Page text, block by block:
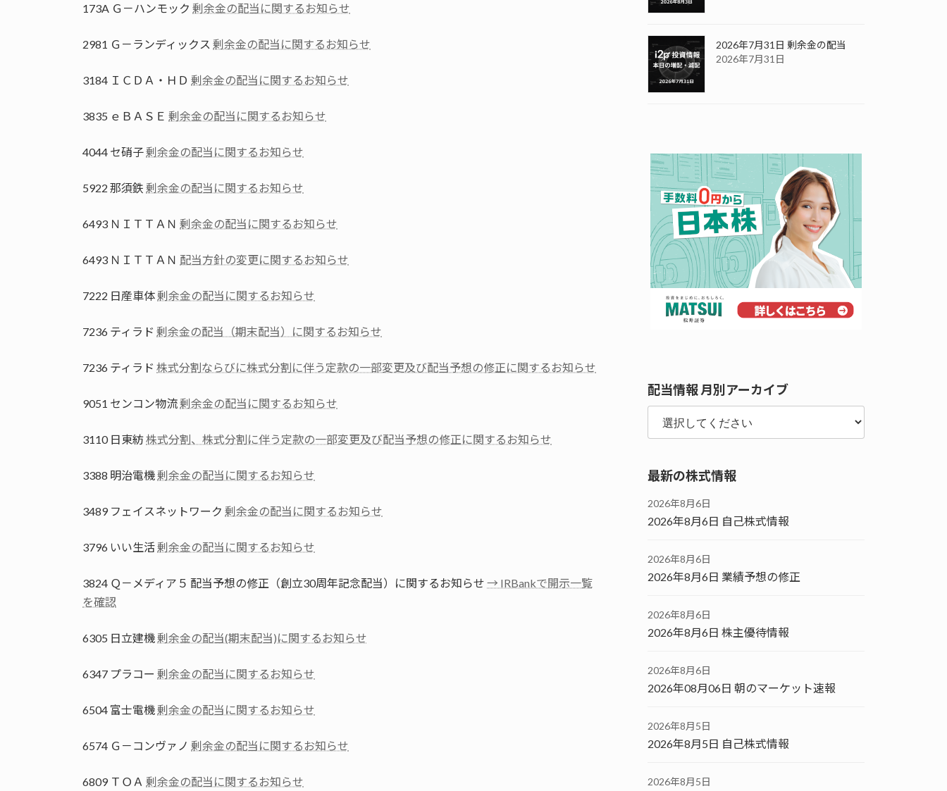
173A Ｇ－ハンモック 剰余金の配当に関するお知らせ
2981 Ｇ－ランディックス 剰余金の配当に関するお知らせ
3184 ＩＣＤＡ・ＨＤ 剰余金の配当に関するお知らせ
3835 ｅＢＡＳＥ 剰余金の配当に関するお知らせ
4044 セ硝子剰余金の配当に関するお知らせ
5922 那須鉄 剰余金の配当に関するお知らせ
6493 ＮＩＴＴＡＮ 剰余金の配当に関するお知らせ
6493 ＮＩＴＴＡＮ 配当方針の変更に関するお知らせ
7222 日産車体剰余金の配当に関するお知らせ
7236 ティラド 剰余金の配当（期末配当）に関するお知らせ
7236 ティラド 株式分割ならびに株式分割に伴う定款の一部変更及び配当予想の修正に関するお知らせ
9051 センコン物流剰余金の配当に関するお知らせ
3110 日東紡株式分割、株式分割に伴う定款の一部変更及び配当予想の修正に関するお知らせ
3388 明治電機剰余金の配当に関するお知らせ
3489 フェイスネットワーク 剰余金の配当に関するお知らせ
3796 いい生活剰余金の配当に関するお知らせ
3824 Ｑ－メディア５ 配当予想の修正（創立30周年記念配当）に関するお知らせ → IRBankで開示一覧
を確認
6305 日立建機剰余金の配当(期末配当)に関するお知らせ
6347 プラコー 剰余金の配当に関するお知らせ
6504 富士電機剰余金の配当に関するお知らせ
6574 Ｇ－コンヴァノ 剰余金の配当に関するお知らせ
6809 ＴＯＡ 剰余金の配当に関するお知らせ
2026年7月31日 剰余金の配当
2026年7月31日
配当情報 月別アーカイブ
最新の株式情報
2026年8月6日
2026年8月6日 自己株式情報
2026年8月6日
2026年8月6日 業績予想の修正
2026年8月6日
2026年8月6日 株主優待情報
2026年8月6日
2026年08月06日 朝のマーケット速報
2026年8月5日
2026年8月5日 自己株式情報
2026年8月5日